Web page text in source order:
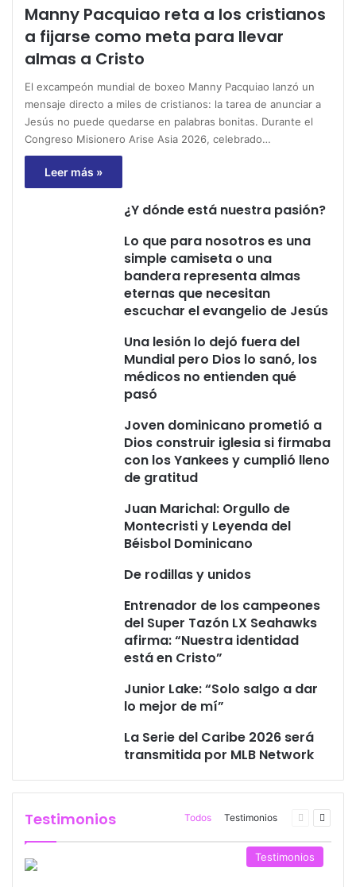
Manny Pacquiao reta a los cristianos
a fijarse como meta para llevar
almas a Cristo
El excampeón mundial de boxeo Manny Pacquiao lanzó un
mensaje directo a miles de cristianos: la tarea de anunciar a
Jesús no puede quedarse en palabras bonitas. Durante el
Congreso Misionero Arise Asia 2026, celebrado…
Leer más »
¿Y dónde está nuestra pasión?
Lo que para nosotros es una
simple camiseta o una
bandera representa almas
eternas que necesitan
escuchar el evangelio de Jesús
Una lesión lo dejó fuera del
Mundial pero Dios lo sanó, los
médicos no entienden qué
pasó
Joven dominicano prometió a
Dios construir iglesia si firmaba
con los Yankees y cumplió lleno
de gratitud
Juan Marichal: Orgullo de
Montecristi y Leyenda del
Béisbol Dominicano
De rodillas y unidos
Entrenador de los campeones
del Super Tazón LX Seahawks
afirma: “Nuestra identidad
está en Cristo”
Junior Lake: “Solo salgo a dar
lo mejor de mí”
La Serie del Caribe 2026 será
transmitida por MLB Network
Testimonios Todos Testimonios
Página
Testimonios